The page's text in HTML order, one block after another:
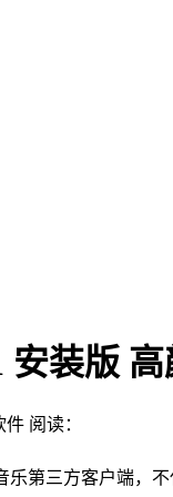
安装版
件 阅读：
乐第三方客户端，